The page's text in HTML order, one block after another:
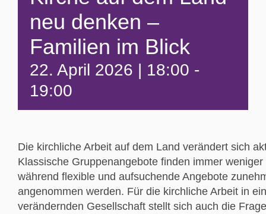
neu denken –
Familien im Blick
22. April 2026 | 18:00 -
19:00
Die kirchliche Arbeit auf dem Land verändert sich
Klassische Gruppenangebote finden immer weniger
während flexible und aufsuchende Angebote
angenommen werden. Für die kirchliche Arbeit in
verändernden Gesellschaft stellt sich auch die